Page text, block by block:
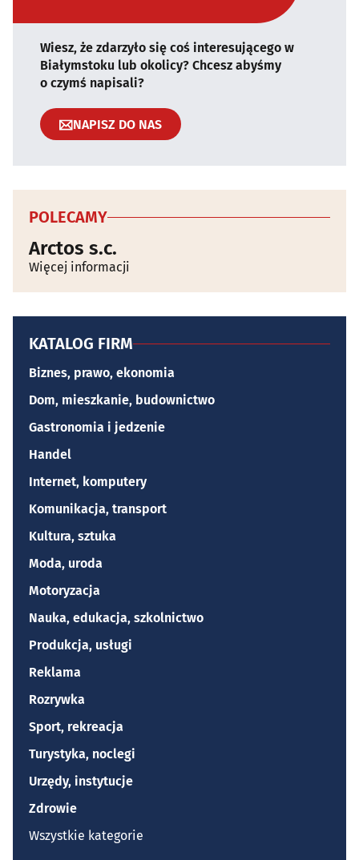
Wiesz, że zdarzyło się coś interesującego w
Białymstoku lub okolicy? Chcesz abyśmy
o czymś napisali?
NAPISZ DO NAS
POLECAMY
Arctos s.c.
Więcej informacji
KATALOG FIRM
Biznes, prawo, ekonomia
Dom, mieszkanie, budownictwo
Gastronomia i jedzenie
Handel
Internet, komputery
Komunikacja, transport
Kultura, sztuka
Moda, uroda
Motoryzacja
Nauka, edukacja, szkolnictwo
Produkcja, usługi
Reklama
Rozrywka
Sport, rekreacja
Turystyka, noclegi
Urzędy, instytucje
Zdrowie
Wszystkie kategorie